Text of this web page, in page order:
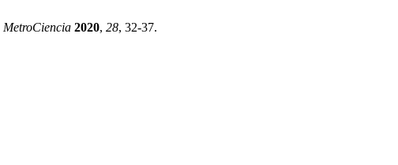
MetroCiencia 2020, 28, 32-37.